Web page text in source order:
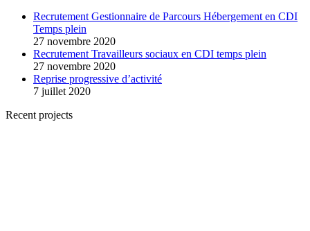
Recrutement Gestionnaire de Parcours Hébergement en CDI
Temps plein
27 novembre 2020
Recrutement Travailleurs sociaux en CDI temps plein
27 novembre 2020
Reprise progressive d’activité
7 juillet 2020
Recent projects